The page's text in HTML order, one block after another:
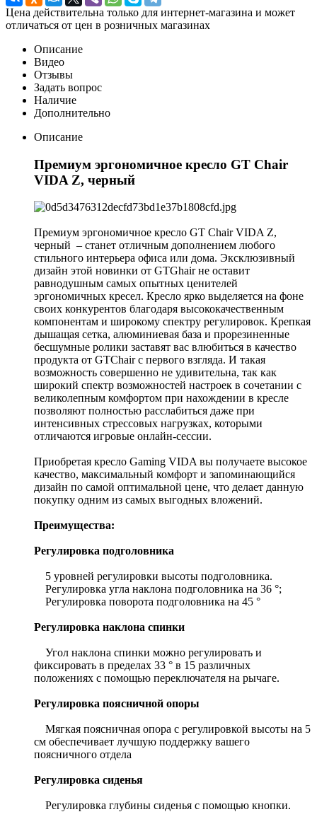
Цена действительна только для интернет-магазина и может
отличаться от цен в розничных магазинах
Описание
Видео
Отзывы
Задать вопрос
Наличие
Дополнительно
Описание
Премиум эргономичное кресло GT Chair
VIDA Z, черный
Премиум эргономичное кресло GT Chair VIDA Z,
черный – станет отличным дополнением любого
стильного интерьера офиса или дома. Эксклюзивный
дизайн этой новинки от GTGhair не оставит
равнодушным самых опытных ценителей
эргономичных кресел. Кресло ярко выделяется на фоне
своих конкурентов благодаря высококачественным
компонентам и широкому спектру регулировок. Крепкая
дышащая сетка, алюминиевая база и прорезиненные
бесшумные ролики заставят вас влюбиться в качество
продукта от GTChair с первого взгляда. И такая
возможность совершенно не удивительна, так как
широкий спектр возможностей настроек в сочетании с
великолепным комфортом при нахождении в кресле
позволяют полностью расслабиться даже при
интенсивных стрессовых нагрузках, которыми
отличаются игровые онлайн-сессии.
Приобретая кресло Gaming VIDA вы получаете высокое
качество, максимальный комфорт и запоминающийся
дизайн по самой оптимальной цене, что делает данную
покупку одним из самых выгодных вложений.
Преимущества:
Регулировка подголовника
5 уровней регулировки высоты подголовника.
Регулировка угла наклона подголовника на 36 °;
Регулировка поворота подголовника на 45 °
Регулировка наклона спинки
Угол наклона спинки можно регулировать и
фиксировать в пределах 33 ° в 15 различных
положениях с помощью переключателя на рычаге.
Регулировка поясничной опоры
Мягкая поясничная опора с регулировкой высоты на 5
см обеспечивает лучшую поддержку вашего
поясничного отдела
Регулировка сиденья
Регулировка глубины сиденья с помощью кнопки.